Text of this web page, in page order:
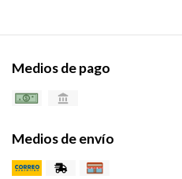
Medios de pago
Medios de envío